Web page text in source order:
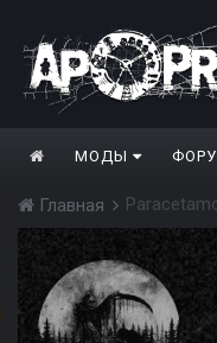
МОДЫ
Главная